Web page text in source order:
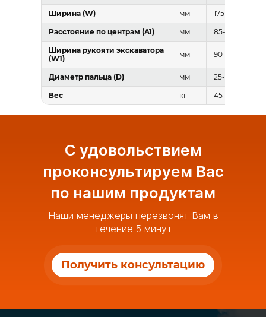
Ширина (W) мм 175-242
Расстояние по центрам (A1) мм 85-200
Ширина рукояти экскаватора
(W1)
мм 90-150
Диаметр пальца (D) мм 25-40
Вес кг 45
С удовольствием
проконсультируем Вас
по нашим продуктам
Наши менеджеры перезвонят Вам в
течение 5 минут
Получить консультацию